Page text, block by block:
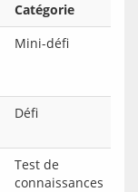
Catégorie
Mini-défi
Défi
Test de
connaissances